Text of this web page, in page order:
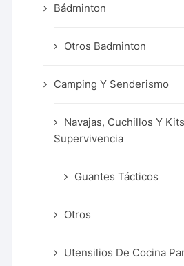
Bádminton
Otros Badminton
Camping Y Senderismo
Navajas, Cuchillos Y
Supervivencia
Guantes Tácticos
Otros
Utensilios De Cocina